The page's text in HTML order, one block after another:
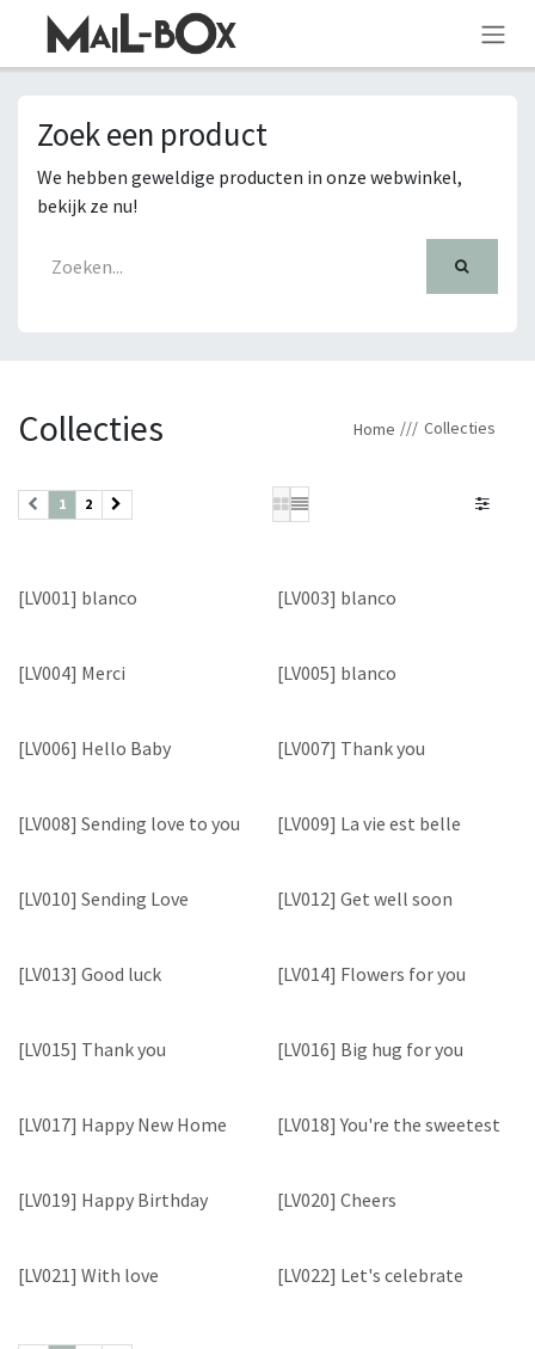
SKIP TO CONTENT
Zoek een product
We hebben geweldige producten in onze webwinkel,
bekijk ze nu!
Collecties Home Collecties
1 2
[LV001] blanco [LV003] blanco
[LV004] Merci [LV005] blanco
[LV006] Hello Baby [LV007] Thank you
[LV008] Sending love to you [LV009] La vie est belle
[LV010] Sending Love [LV012] Get well soon
[LV013] Good luck [LV014] Flowers for you
[LV015] Thank you [LV016] Big hug for you
[LV017] Happy New Home [LV018] You're the sweetest
[LV019] Happy Birthday [LV020] Cheers
[LV021] With love [LV022] Let's celebrate